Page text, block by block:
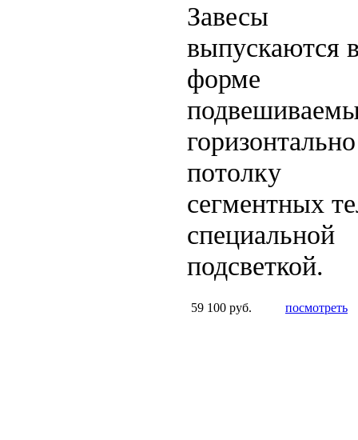
Завесы
выпускаются
форме
потолку
сегментных
специальной
подсветкой.
59 100 руб. посмотреть